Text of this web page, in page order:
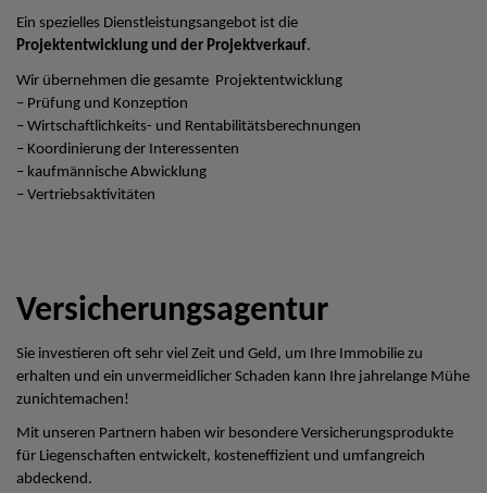
Ein spezielles Dienstleistungsangebot ist die
Projektentwicklung und der Projektverkauf.
Wir übernehmen die gesamte Projektentwicklung
– Prüfung und Konzeption
– Wirtschaftlichkeits- und Rentabilitätsberechnungen
– Koordinierung der Interessenten
– kaufmännische Abwicklung
– Vertriebsaktivitäten
Versicherungsagentur
Sie investieren oft sehr viel Zeit und Geld, um Ihre Immobilie zu
erhalten und ein unvermeidlicher Schaden kann Ihre jahrelange Mühe
zunichtemachen!
Mit unseren Partnern haben wir besondere Versicherungsprodukte
für Liegenschaften entwickelt, kosteneffizient und umfangreich
abdeckend.